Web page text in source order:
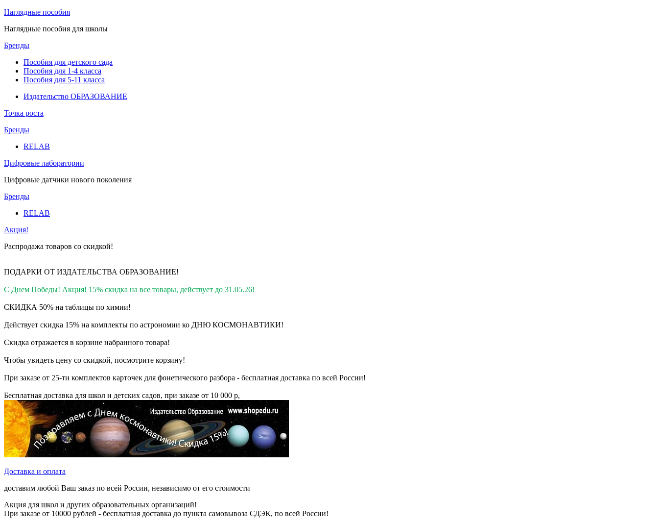
Наглядные пособия
Наглядные пособия для школы
Бренды
Пособия для детского сада
Пособия для 1-4 класса
Пособия для 5-11 класса
Издательство ОБРАЗОВАНИЕ
Точка роста
Бренды
RELAB
Цифровые лаборатории
Цифровые датчики нового поколения
Бренды
RELAB
Акция!
Распродажа товаров со скидкой!
ПОДАРКИ ОТ ИЗДАТЕЛЬСТВА ОБРАЗОВАНИЕ!
С Днем Победы! Акция! 15% скидка на все товары, действует до 31.05.26!
СКИДКА 50% на таблицы по химии!
Действует скидка 15% на комплекты по астрономии ко ДНЮ КОСМОНАВТИКИ!
Скидка отражается в корзине набранного товара!
Чтобы увидеть цену со скидкой, посмотрите корзину!
При заказе от 25-ти комплектов карточек для фонетического разбора - бесплатная доставка по всей России!
Бесплатная доставка для школ и детских садов, при заказе от 10 000 р,
Доставка и оплата
доставим любой Ваш заказ по всей России, независимо от его стоимости
Акция для школ и других образовательных организаций!
При заказе от 10000 рублей - бесплатная доставка до пункта самовывоза СДЭК, по всей России!